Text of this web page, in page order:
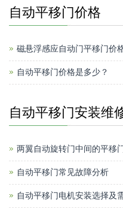
自动平移门价格
磁悬浮感应自动门平移门价
自动平移门价格是多少？
自动平移门安装维
两翼自动旋转门中间的平移
自动平移门常见故障分析
自动平移门电机安装选择及